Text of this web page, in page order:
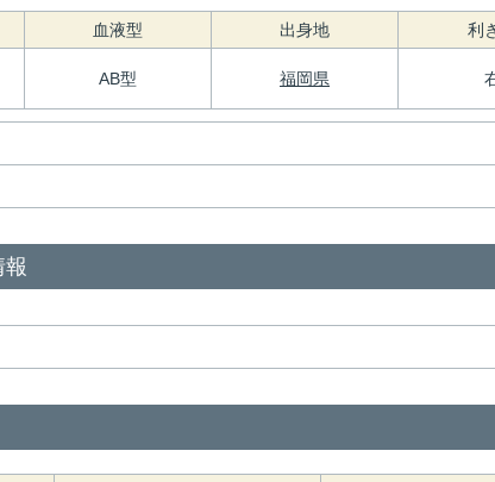
血液型 出身地 利
AB型 福岡県